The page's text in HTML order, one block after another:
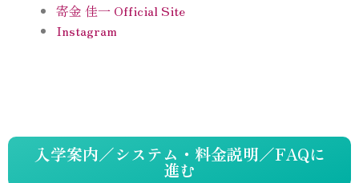
寄金 佳一 Official Site
Instagram
入学案内／システム・料金説明／FAQに
進む